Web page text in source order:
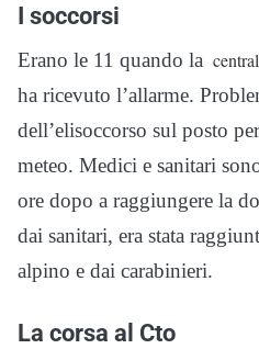
I soccorsi
Erano le 11 quando la
ha ricevuto l’allarme.
dell’elisoccorso sul posto
meteo. Medici e sanitari
ore dopo a raggiungere la
dai sanitari, era stata
alpino e dai carabinieri.
La corsa al Cto